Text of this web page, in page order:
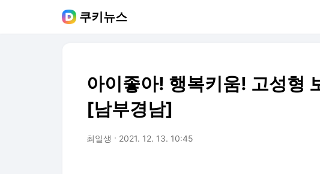
쿠키뉴스
아이좋아! 행복키움! 고성형
[남부경남]
최일생 2021. 12. 13. 10:45